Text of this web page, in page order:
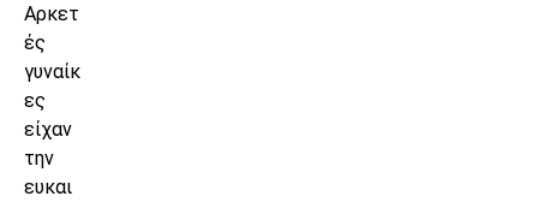
Αρκετ
ές
γυναίκ
ες
είχαν
την
ευκαι